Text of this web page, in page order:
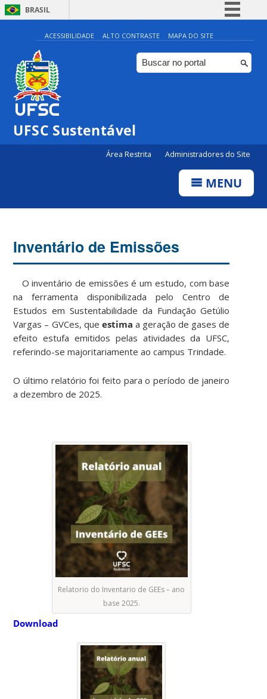
BRASIL
Simplifique!
Comunica BR
Participe
ACESSIBILIDADE ALTO CONTRASTE MAPA DO SITE
UFSC Sustentável
Área Restrita Administradores do Site
MENU
Inventário de Emissões
O inventário de emissões é um estudo, com base
na ferramenta disponibilizada pelo Centro de
Estudos em Sustentabilidade da Fundação Getúlio
Vargas – GVCes, que estima a geração de gases de
efeito estufa emitidos pelas atividades da UFSC,
referindo-se majoritariamente ao campus Trindade.
O último relatório foi feito para o período de janeiro
a dezembro de 2025.
Relatorio do Inventario de GEEs – ano
base 2025.
Download